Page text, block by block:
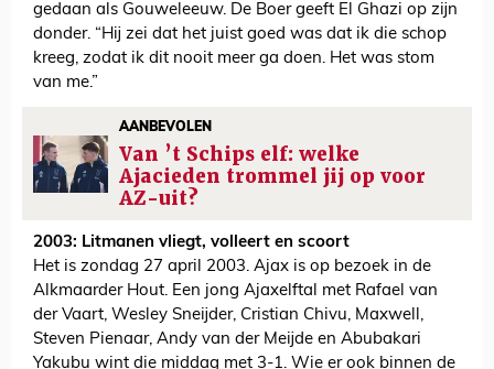
gedaan als Gouweleeuw. De Boer geeft El Ghazi op zijn
donder. “Hij zei dat het juist goed was dat ik die schop
kreeg, zodat ik dit nooit meer ga doen. Het was stom
van me.”
AANBEVOLEN
Van ’t Schips elf: welke
Ajacieden trommel jij op voor
AZ-uit?
2003: Litmanen vliegt, volleert en scoort
Het is zondag 27 april 2003. Ajax is op bezoek in de
Alkmaarder Hout. Een jong Ajaxelftal met Rafael van
der Vaart, Wesley Sneijder, Cristian Chivu, Maxwell,
Steven Pienaar, Andy van der Meijde en Abubakari
Yakubu wint die middag met 3-1. Wie er ook binnen de